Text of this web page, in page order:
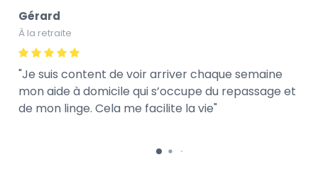
Gérard
À la retraite
Je suis content de voir arriver chaque semaine
mon aide à domicile qui s’occupe du repassage et
de mon linge. Cela me facilite la vie